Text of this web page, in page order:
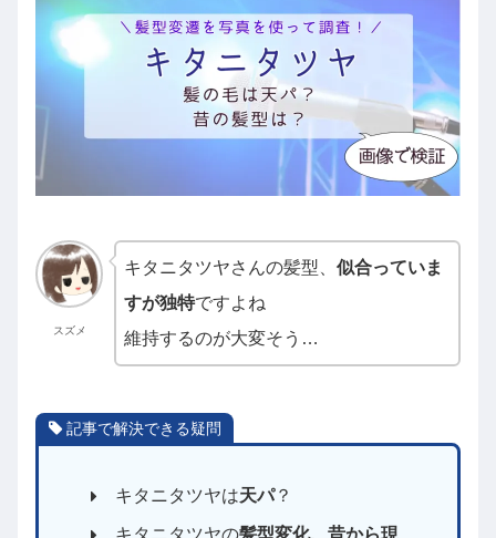
スズメ
キタニタツヤさんの髪型、似合っていま
すが独特ですよね
維持するのが大変そう…
記事で解決できる疑問
キタニタツヤは天パ？
キタニタツヤの髪型変化、昔から現